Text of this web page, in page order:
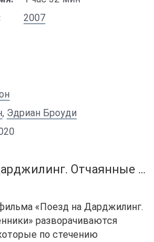
2007
, Эдриан Броуди
Отчаянные …
«Поезд на Дарджилинг.
разворачиваются
по стечению